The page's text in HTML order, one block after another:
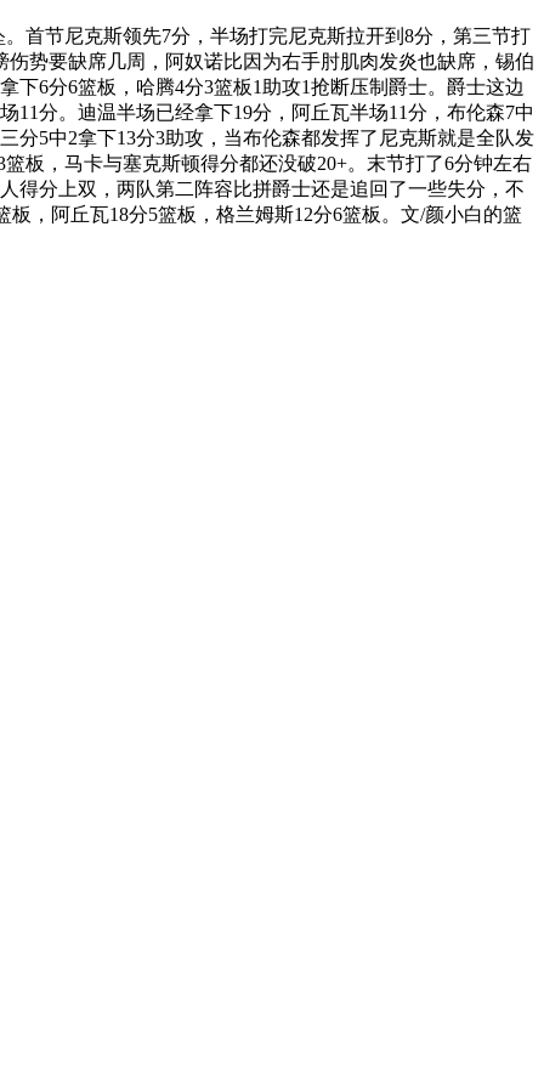
首节尼克斯领先7分，半场打完尼克斯拉开到8分，第三节打
势要缺席几周，阿奴诺比因为右手肘肌肉发炎也缺席，锡伯
6分6篮板，哈腾4分3篮板1助攻1抢断压制爵士。爵士这边
分。迪温半场已经拿下19分，阿丘瓦半场11分，布伦森7中
分5中2拿下13分3助攻，当布伦森都发挥了尼克斯就是全队发
板，马卡与塞克斯顿得分都还没破20+。末节打了6分钟左右
得分上双，两队第二阵容比拼爵士还是追回了一些失分，不
，阿丘瓦18分5篮板，格兰姆斯12分6篮板。文/颜小白的篮